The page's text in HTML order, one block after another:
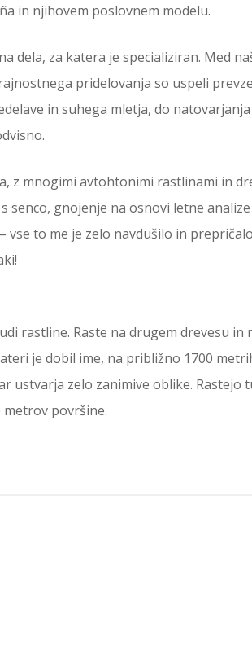
in njihovem poslovnem modelu.
dela, za katera je specializiran. Med
pridelovanja so uspeli
in suhega mletja, do
z mnogimi avtohtonimi rastlinami in
senco, gnojenje na osnovi letne
to me je zelo navdušilo in
rastline. Raste na drugem drevesu in
je dobil ime, na približno 1700
ustvarja zelo zanimive oblike. Rastejo
površine.